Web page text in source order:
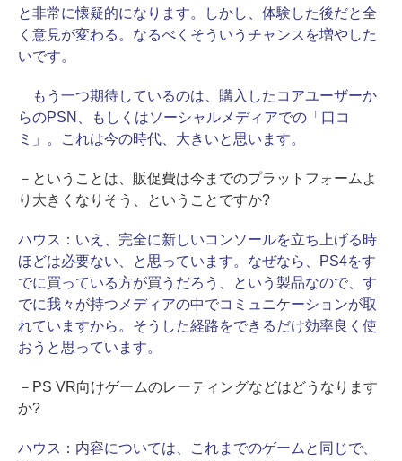
と非常に懐疑的になります。しかし、体験した後だと全
く意見が変わる。なるべくそういうチャンスを増やした
いです。
もう一つ期待しているのは、購入したコアユーザーか
らのPSN、もしくはソーシャルメディアでの「口コ
ミ」。これは今の時代、大きいと思います。
－ということは、販促費は今までのプラットフォームよ
り大きくなりそう、ということですか?
ハウス： いえ、完全に新しいコンソールを立ち上げる時
ほどは必要ない、と思っています。なぜなら、PS4をす
でに買っている方が買うだろう、という製品なので、す
でに我々が持つメディアの中でコミュニケーションが取
れていますから。そうした経路をできるだけ効率良く使
おうと思っています。
－PS VR向けゲームのレーティングなどはどうなります
か?
ハウス： 内容については、これまでのゲームと同じで、